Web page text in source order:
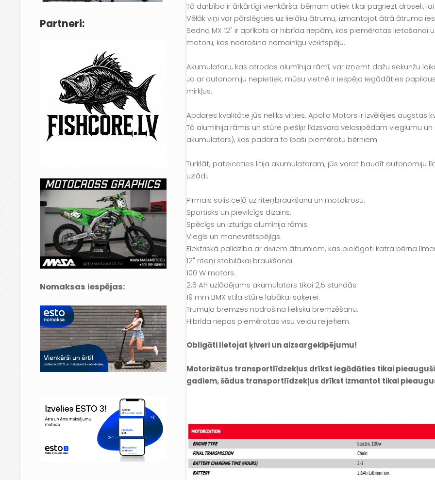
Partneri:
Nomaksas iespējas:
Tā darbība ir ārkārtīgi vienkārša: bērnam atliek tikai pagriezt droseli,
Vēlāk viņi var pārslēgties uz lielāku ātrumu, izmantojot ātrā ātruma
Sedna MX 12" ir aprīkots ar hibrīda riepām, kas piemērotas
motoru, kas nodrošina nemainīgu veiktspēju.
Akumulatoru, kas atrodas alumīnija rāmī, var izņemt dažu sekunžu
Ja ar autonomiju nepietiek, mūsu vietnē ir iespēja iegādāties
mirkļus.
Apdares kvalitāte jūs neliks vilties. Apollo Motors ir izvēlējies augstas
Tā alumīnija rāmis un stūre piešķir līdzsvara velosipēdam vieglumu
akumulators), kas padara to īpaši piemērotu bērniem.
Turklāt, pateicoties litija akumulatoram, jūs varat baudīt autonomiju
uzlādi.
Pirmais solis ceļā uz riteņbraukšanu un motokrosu.
Sportisks un pievilcīgs dizains.
Spēcīgs un izturīgs alumīnija rāmis.
Viegls un manevrētspējīgs.
Elektriskā palīdzība ar diviem ātrumiem, kas pielāgoti katra bērna
12" riteņi stabilākai braukšanai.
100 W motors.
2,6 Ah uzlādējams akumulators tikai 2,5 stundās.
19 mm BMX stila stūre labākai saķerei.
Trumuļa bremzes nodrošina lielisku bremzēšanu.
Hibrīda riepas piemērotas visu veidu reljefiem.
Obligāti lietojat ķiveri un aizsargekipējumu!
Motorizētus transportlīdzekļus drīkst iegādāties tikai
gadiem, šādus transportlīdzekļus drīkst izmantot tikai